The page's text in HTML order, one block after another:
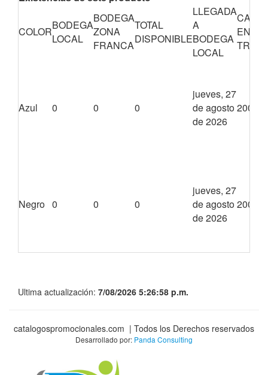
COLORBODEGA
LOCAL
BODEGA
ZONA
FRANCA
TOTAL
DISPONIBLE
LLEGADA
A
BODEGA
LOCAL
EN
Azul 0 0 0
jueves, 27
de agosto
de 2026
2000
Negro 0 0 0
jueves, 27
de agosto
de 2026
2000
Ultima actualización: 7/08/2026 5:26:58 p.m.
catalogospromocionales.com | Todos los Derechos reservados
Desarrollado por: Panda Consulting